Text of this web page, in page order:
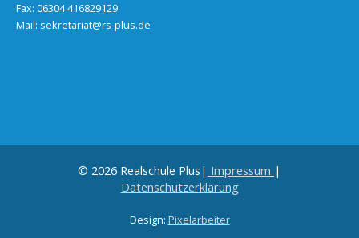
Fax: 06304 416829129
Mail: sekretariat@rs-plus.de
© 2026 Realschule Plus| Impressum |
Datenschutzerklärung
Design: Pixelarbeiter